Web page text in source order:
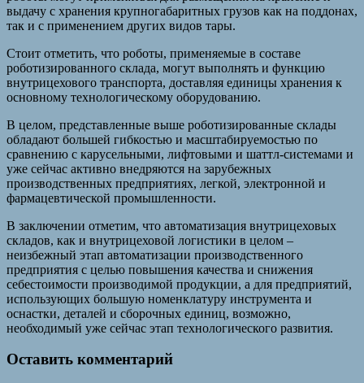
выдачу с хранения крупногабаритных грузов как на поддонах,
так и с применением других видов тары.
Стоит отметить, что роботы, применяемые в составе
роботизированного склада, могут выполнять и функцию
внутрицехового транспорта, доставляя единицы хранения к
основному технологическому оборудованию.
В целом, представленные выше роботизированные склады
обладают большей гибкостью и масштабируемостью по
сравнению с карусельными, лифтовыми и шаттл-системами и
уже сейчас активно внедряются на зарубежных
производственных предприятиях, легкой, электронной и
фармацевтической промышленности.
В заключении отметим, что автоматизация внутрицеховых
складов, как и внутрицеховой логистики в целом –
неизбежный этап автоматизации производственного
предприятия с целью повышения качества и снижения
себестоимости производимой продукции, а для предприятий,
использующих большую номенклатуру инструмента и
оснастки, деталей и сборочных единиц, возможно,
необходимый уже сейчас этап технологического развития.
Оставить комментарий